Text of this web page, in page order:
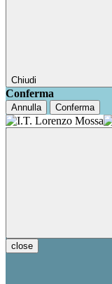
Chiudi
Conferma
Annulla Conferma
close